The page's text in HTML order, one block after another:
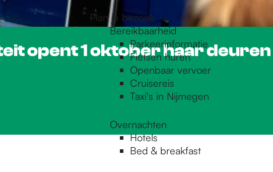
Plan je bezoek
Bereikbaarheid
Parkeerinformatie
Fietsen huren
Openbaar vervoer
Cruisereis
Taxi's in Nijmegen
Overnachten
Hotels
Bed & breakfast
opent 1 oktober haar deuren